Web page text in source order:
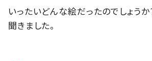
いったいどんな絵だったのでしょう
聞きました。